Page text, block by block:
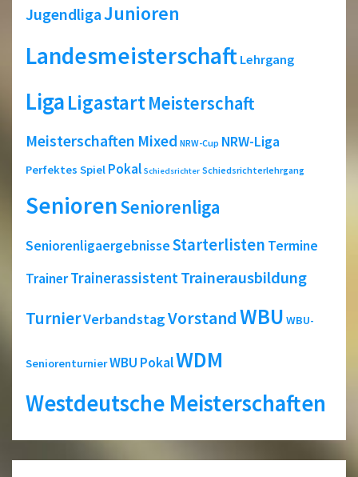
JugendligaJunioren
Landesmeisterschaft Lehrgang
LigaLigastartMeisterschaft
Meisterschaften Mixed NRW-Cup NRW-Liga
Perfektes Spiel Pokal Schiedsrichter Schiedsrichterlehrgang
SeniorenSeniorenliga
SeniorenligaergebnisseStarterlisten Termine
TrainerTrainerassistentTrainerausbildung
TurnierVerbandstagVorstandWBU WBU-
SeniorenturnierWBU PokalWDM
Westdeutsche Meisterschaften